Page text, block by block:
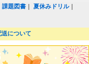
課題図書 ｜夏休みドリル｜
送について